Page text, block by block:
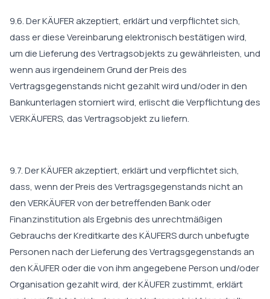
9.6. Der KÄUFER akzeptiert, erklärt und verpflichtet sich,
dass er diese Vereinbarung elektronisch bestätigen wird,
um die Lieferung des Vertragsobjekts zu gewährleisten, und
wenn aus irgendeinem Grund der Preis des
Vertragsgegenstands nicht gezahlt wird und/oder in den
Bankunterlagen storniert wird, erlischt die Verpflichtung des
VERKÄUFERS, das Vertragsobjekt zu liefern.
9.7. Der KÄUFER akzeptiert, erklärt und verpflichtet sich,
dass, wenn der Preis des Vertragsgegenstands nicht an
den VERKÄUFER von der betreffenden Bank oder
Finanzinstitution als Ergebnis des unrechtmäßigen
Gebrauchs der Kreditkarte des KÄUFERS durch unbefugte
Personen nach der Lieferung des Vertragsgegenstands an
den KÄUFER oder die von ihm angegebene Person und/oder
Organisation gezahlt wird, der KÄUFER zustimmt, erklärt